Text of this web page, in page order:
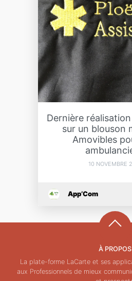
Dernière
sur un blouson
Amovibles
10 NOVEMBRE
App’Com
À PROPOS
La plate-forme LaCarte et ses
aux Professionnels de mieux